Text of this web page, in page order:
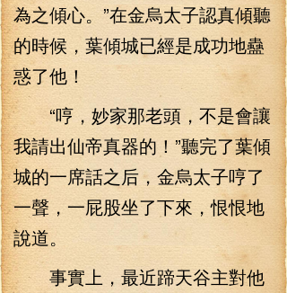
為之傾心。”在金烏太子認真傾聽
的時候，葉傾城已經是成功地蠱
惑了他！
“哼，妙家那老頭，不是會讓
我請出仙帝真器的！”聽完了葉傾
城的一席話之后，金烏太子哼了
一聲，一屁股坐了下來，恨恨地
說道。
事實上，最近蹄天谷主對他